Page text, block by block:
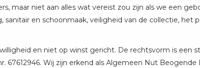
maar niet aan alles wat vereist zou zijn als we een
en schoonmaak, veiligheid van de collectie, het
en niet op winst gericht. De rechtsvorm is een
67612946. Wij zijn erkend als Algemeen Nut Beogende